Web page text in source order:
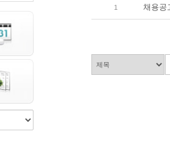
1 채용공